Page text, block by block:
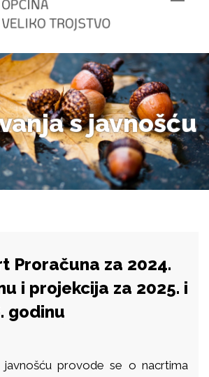
s javnošću
Proračuna za 2024.
i projekcija za 2025. i
godinu
javnošću provode se o nacrtima